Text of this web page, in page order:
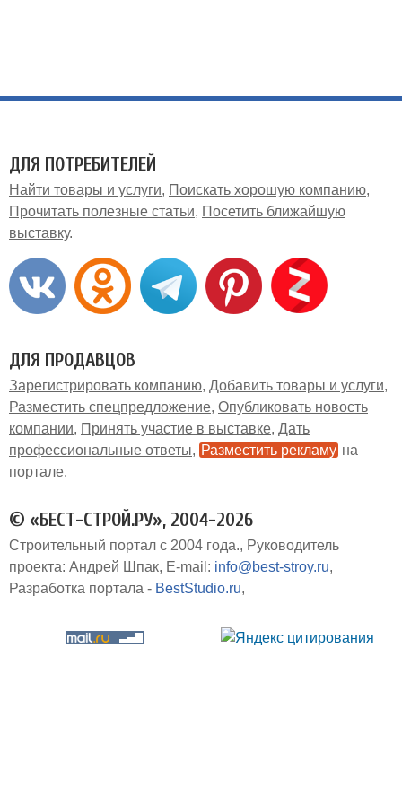
ДЛЯ ПОТРЕБИТЕЛЕЙ
Найти товары и услуги
Поискать хорошую компанию
Прочитать полезные статьи
Посетить ближайшую
выставку
ДЛЯ ПРОДАВЦОВ
Зарегистрировать компанию Добавить товары и услуги
Разместить спецпредложение Опубликовать новость
компании
Принять участие в выставке Дать
профессиональные ответы
Разместить рекламу на
портале
© «БЕСТ-СТРОЙ.РУ», 2004-2026
Строительный портал с 2004 года.
Руководитель
проекта: Андрей Шпак E-mail: info@best-stroy.ru
Разработка портала - BestStudio.ru